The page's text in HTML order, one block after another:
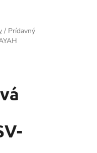
/ Prídavný